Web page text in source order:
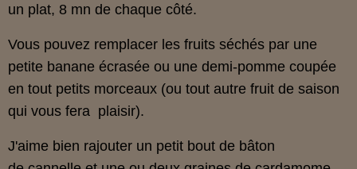
un plat, 8 mn de chaque côté.
Vous pouvez remplacer les fruits séchés par une
petite banane écrasée ou une demi-pomme coupée
en tout petits morceaux (ou tout autre fruit de saison
qui vous fera plaisir).
J'aime bien rajouter un petit bout de bâton